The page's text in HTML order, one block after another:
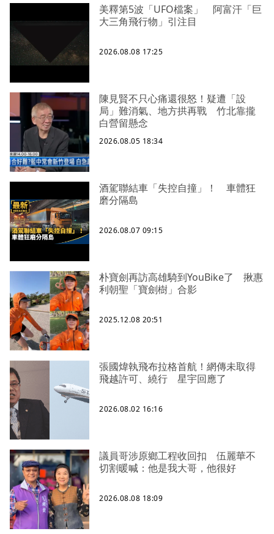
美釋第5波「UFO檔案」 阿富汗「巨
大三角飛行物」引注目
2026.08.08 17:25
陳見賢不只心痛還很怒！疑遭「設
局」難消氣、地方拱再戰 竹北靠攏
白營留懸念
2026.08.05 18:34
酒駕聯結車「失控自撞」！ 車體狂
磨分隔島
2026.08.07 09:15
朴寶劍再訪高雄騎到YouBike了 揪惠
利朝聖「寶劍樹」合影
2025.12.08 20:51
張國煒執飛布拉格首航！網傳未取得
飛越許可、繞行 星宇回應了
2026.08.02 16:16
議員哥涉原鄉工程收回扣 伍麗華不
切割暖喊：他是我大哥，他很好
2026.08.08 18:09